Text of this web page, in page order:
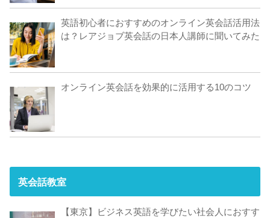
英語初心者におすすめのオンライン英会話活用法
は？レアジョブ英会話の日本人講師に聞いてみた
オンライン英会話を効果的に活用する10のコツ
英会話教室
【東京】ビジネス英語を学びたい社会人におすす